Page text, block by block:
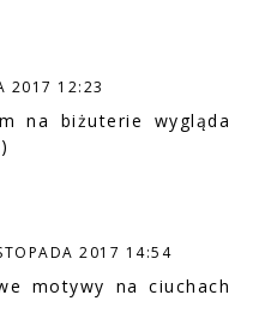
2017 12:23
na biżuterie wygląda
2017 14:54
motywy na ciuchach